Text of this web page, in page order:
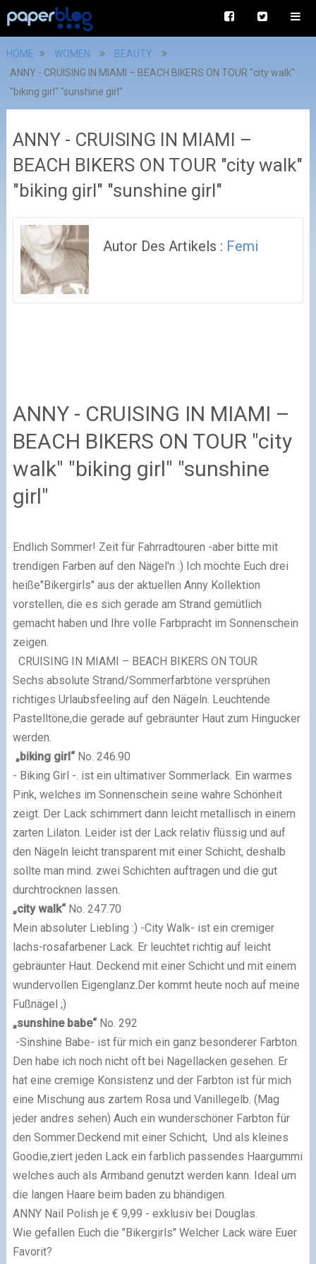
HOME WOMEN
BEAUTY
ANNY - CRUISING IN MIAMI – BEACH BIKERS ON TOUR "city walk"
"biking girl" "sunshine girl"
ANNY - CRUISING IN MIAMI –
BEACH BIKERS ON TOUR "city walk"
"biking girl" "sunshine girl"
Autor Des Artikels : Femi
ANNY - CRUISING IN MIAMI –
BEACH BIKERS ON TOUR "city
walk" "biking girl" "sunshine
girl"
Endlich Sommer! Zeit für Fahrradtouren -aber bitte mit
trendigen Farben auf den Nägel'n :) Ich möchte Euch drei
heiße"Bikergirls" aus der aktuellen Anny Kollektion
vorstellen, die es sich gerade am Strand gemütlich
gemacht haben und Ihre volle Farbpracht im Sonnenschein
zeigen.
CRUISING IN MIAMI – BEACH BIKERS ON TOUR
Sechs absolute Strand/Sommerfarbtöne versprühen
richtiges Urlaubsfeeling auf den Nägeln. Leuchtende
Pastelltöne,die gerade auf gebräunter Haut zum Hingucker
werden.
„biking girl“No. 246.90
- Biking Girl -. ist ein ultimativer Sommerlack. Ein warmes
Pink, welches im Sonnenschein seine wahre Schönheit
zeigt. Der Lack schimmert dann leicht metallisch in einem
zarten Lilaton. Leider ist der Lack relativ flüssig und auf
den Nägeln leicht transparent mit einer Schicht, deshalb
sollte man mind. zwei Schichten auftragen und die gut
durchtrocknen lassen.
„city walk“No. 247.70
Mein absoluter Liebling :) -City Walk- ist ein cremiger
lachs-rosafarbener Lack. Er leuchtet richtig auf leicht
gebräunter Haut. Deckend mit einer Schicht und mit einem
wundervollen Eigenglanz.Der kommt heute noch auf meine
Fußnägel ;)
„sunshine babe“No. 292
-Sinshine Babe- ist für mich ein ganz besonderer Farbton.
Den habe ich noch nicht oft bei Nagellacken gesehen. Er
hat eine cremige Konsistenz und der Farbton ist für mich
eine Mischung aus zartem Rosa und Vanillegelb. (Mag
jeder andres sehen) Auch ein wunderschöner Farbton für
den Sommer.Deckend mit einer Schicht, Und als kleines
Goodie,ziert jeden Lack ein farblich passendes Haargummi
welches auch als Armband genutzt werden kann. Ideal um
die langen Haare beim baden zu bhändigen.
ANNY Nail Polish je € 9,99 - exklusiv bei Douglas.
Wie gefallen Euch die "Bikergirls" Welcher Lack wäre Euer
Favorit?